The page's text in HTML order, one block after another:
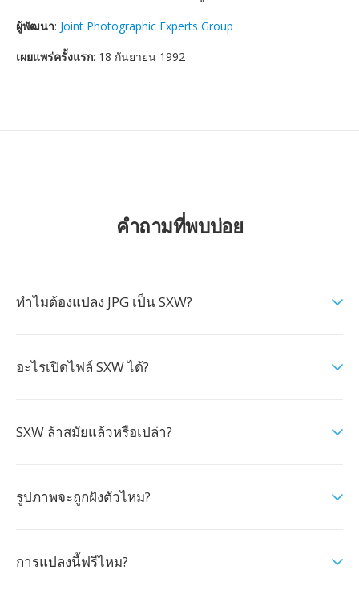
ผู้พัฒนา: Joint Photographic Experts Group
เผยแพร่ครั้งแรก: 18 กันยายน 1992
คำถามที่พบบ่อย
ทำไมต้องแปลง JPG เป็น SXW?
อะไรเปิดไฟล์ SXW ได้?
SXW ล้าสมัยแล้วหรือเปล่า?
รูปภาพจะถูกฝังตัวไหม?
การแปลงนี้ฟรีไหม?